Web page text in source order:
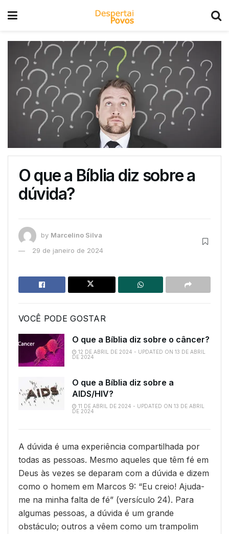
O que a Bíblia diz sobre a
dúvida?
by Marcelino Silva
29 de janeiro de 2024
VOCÊ PODE GOSTAR
O que a Bíblia diz sobre o câncer?
12 DE ABRIL DE 2024 - UPDATED ON 13 DE ABRIL
DE 2024
O que a Bíblia diz sobre a
AIDS/HIV?
11 DE ABRIL DE 2024 - UPDATED ON 13 DE ABRIL
DE 2024
A dúvida é uma experiência compartilhada por
todas as pessoas. Mesmo aqueles que têm fé em
Deus às vezes se deparam com a dúvida e dizem
como o homem em Marcos 9: “Eu creio! Ajuda-
me na minha falta de fé” (versículo 24). Para
algumas pessoas, a dúvida é um grande
obstáculo; outros a vêem como um trampolim